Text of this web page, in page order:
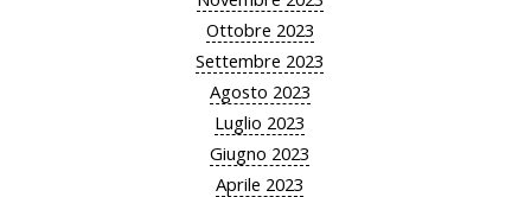
Ottobre 2023
Settembre 2023
Agosto 2023
Luglio 2023
Giugno 2023
Aprile 2023